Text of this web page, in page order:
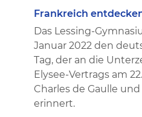
Frankreich
Das Lessing-
Januar 2022 den
Tag, der an die
Elysee-Vertrags am
Charles de Gaulle
erinnert.